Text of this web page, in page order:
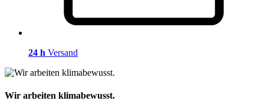
24 h Versand
Wir arbeiten klimabewusst.